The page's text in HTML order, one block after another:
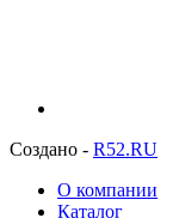
Создано - R52.RU
О компании
Каталог